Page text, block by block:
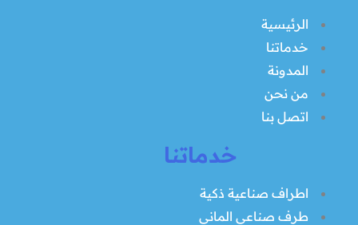
الرئيسية
خدماتنا
المدونة
من نحن
اتصل بنا
خدماتنا
اطراف صناعية ذكية
طرف صناعي الماني